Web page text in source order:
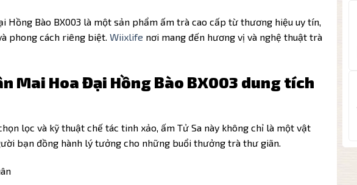
Hồng Bào BX003 là một sản phẩm ấm trà cao cấp từ thương hiệu uy tín,
phong cách riêng biệt. Wiixlife nơi mang đến hương vị và nghệ thuật trà
Mai Hoa Đại Hồng Bào BX003 dung tích
lọc và kỹ thuật chế tác tinh xảo, ấm Tử Sa này không chỉ là một vật
bạn đồng hành lý tưởng cho những buổi thưởng trà thư giãn.